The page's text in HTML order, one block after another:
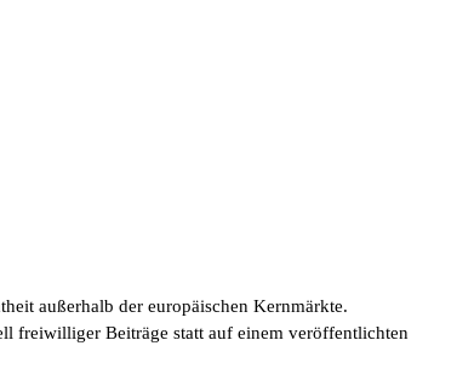
außerhalb der europäischen Kernmärkte.
freiwilliger Beiträge statt auf einem veröffentlichten